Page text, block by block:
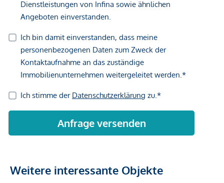
Weitere interessante Objekte